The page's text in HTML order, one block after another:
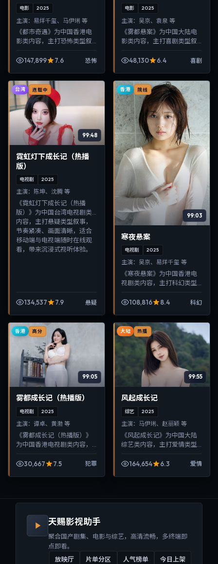
电影 2025
主演： 易烊千玺、马伊琍 等
《都市奇遇》为中国香港电
影类内容，主打恐怖类型叙
适合移动端与电视端随时在
147,899 7.6 恐怖
电影 2025
主演： 吴京、袁泉 等
《雾都悬案》为中国大陆电
影类内容，主打喜剧类型叙
适合移动端与电视端随时在
48,130 6.4 喜剧
台湾 连载中
99:48
霓虹灯下成长记（热播
版）
电视剧 2025
主演： 陈坤、沈腾 等
《霓虹灯下成长记（热播
版）》为中国台湾电视剧类
内容，主打悬疑类型叙事，
节奏紧凑、画面清晰，适合
移动端与电视端随时在线观
看，带来沉浸式视听体验。
134,537 7.9 悬疑
香港 院线
99:03
寒夜悬案
电视剧 2025
主演： 吴京、易烊千玺 等
《寒夜悬案》为中国香港电
视剧类内容，主打科幻类型
晰，适合移动端与电视端随
108,816 8.4 科幻
香港 高分
99:05
雾都成长记（热播版）
电视剧 2025
主演： 谭卓、黄渤 等
《雾都成长记（热播版）》
为中国香港电视剧类内容，
凑、画面清晰，适合移动端
30,667 7.5 犯罪
大陆 热播
99:55
风起成长记
综艺 2025
主演： 马伊琍、赵丽颖 等
《风起成长记》为中国大陆
综艺类内容，主打爱情类型
晰，适合移动端与电视端随
164,654 6.3 爱情
天赐影视助手
聚合国产剧集、电影与综艺，高清流畅，多终端即
点即看。
放映厅
片单分区 人气榜单 今日上架